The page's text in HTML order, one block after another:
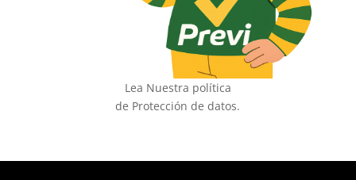
Lea Nuestra política
de Protección de datos.